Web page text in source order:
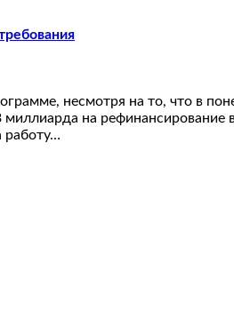
несмотря на то, что в
на рефинансирование
работу…